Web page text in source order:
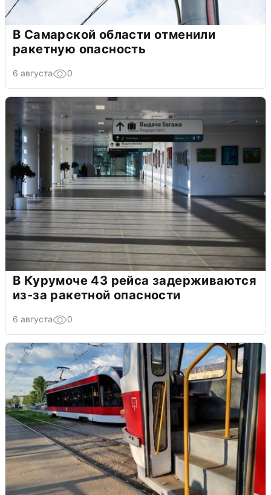
В Самарской области отменили
ракетную опасность
6 августа 0
В Курумоче 43 рейса задерживаются
из-за ракетной опасности
6 августа 0